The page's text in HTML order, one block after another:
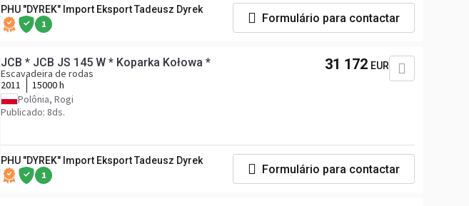
PHU "DYREK" Import Eksport Tadeusz Dyrek
1 Formulário para contactar
JCB * JCB JS 145 W * Koparka Kołowa *
Escavadeira de rodas
2011
15000 h
Polônia, Rogi
Publicado: 8ds.
31 172 EUR
PHU "DYREK" Import Eksport Tadeusz Dyrek
1 Formulário para contactar